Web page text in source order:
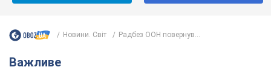
Новини. Світ Радбез ООН повернув...
Важливе